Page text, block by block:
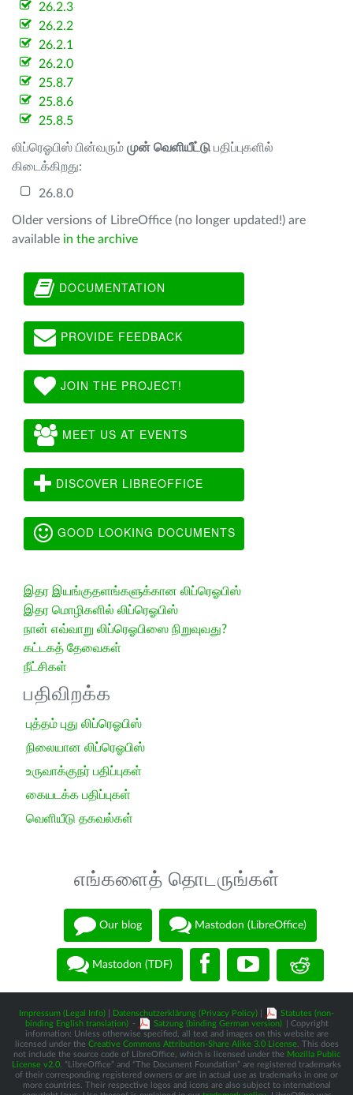
26.2.3
26.2.2
26.2.1
26.2.0
25.8.7
25.8.6
25.8.5
லிப்ரெஓபிஸ் பின்வரும் முன் வெளியீட்டு பதிப்புகளில்
கிடைக்கிறது:
26.8.0
Older versions of LibreOffice (no longer updated!) are
available in the archive
DOCUMENTATION
PROVIDE FEEDBACK
JOIN THE PROJECT!
MEET US AT EVENTS
DISCOVER LIBREOFFICE
GOOD LOOKING DOCUMENTS
இதர இயங்குதளங்களுக்கான லிப்ரெஓபிஸ்
இதர மொழிகளில் லிப்ரெஓபிஸ்
நான் எவ்வாறு லிப்ரெஓபிஸை நிறுவுவது?
கட்டகத் தேவைகள்
நீட்சிகள்
பதிவிறக்க
புத்தம் புது லிப்ரெஓபிஸ்
நிலையான லிப்ரெஓபிஸ்
உருவாக்குநர் பதிப்புகள்
கையடக்க பதிப்புகள்
வெளியீடு தகவல்கள்
எங்களைத் தொடருங்கள்
Our blog Mastodon (LibreOffice)
Mastodon (TDF)
Impressum (Legal Info) Datenschutzerklärung (Privacy Policy)
Statutes (non-
binding English translation) - Satzung (binding German version)
| Copyright
information: Unless otherwise specified, all text and images on this website are
licensed under the Creative Commons Attribution-Share Alike 3.0 License. This does
not include the source code of LibreOffice, which is licensed under the Mozilla Public
License v2.0 . “LibreOffice” and “The Document Foundation” are registered trademarks
of their corresponding registered owners or are in actual use as trademarks in one or
more countries. Their respective logos and icons are also subject to international